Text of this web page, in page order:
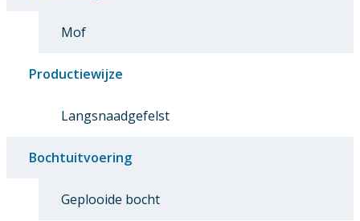
Mof
Productiewijze
Langsnaadgefelst
Bochtuitvoering
Geplooide bocht